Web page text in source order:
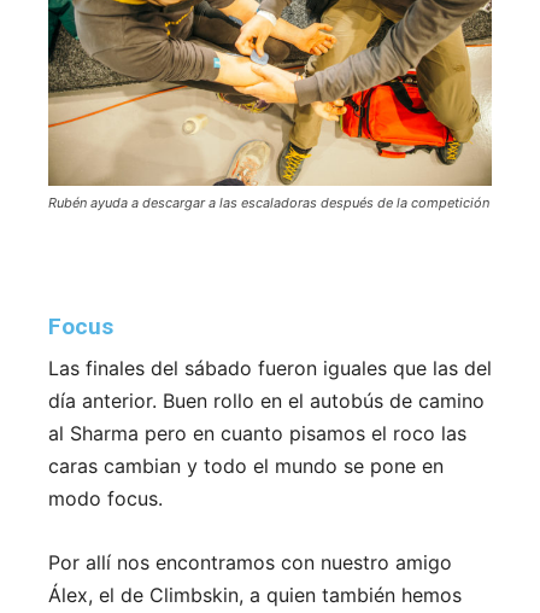
Rubén ayuda a descargar a las escaladoras después de la competición
Focus
Las finales del sábado fueron iguales que las del
día anterior. Buen rollo en el autobús de camino
al Sharma pero en cuanto pisamos el roco las
caras cambian y todo el mundo se pone en
modo focus.
Por allí nos encontramos con nuestro amigo
Álex, el de Climbskin, a quien también hemos